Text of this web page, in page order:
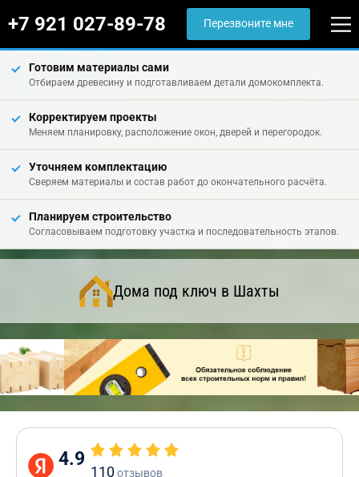
+7 921 027-89-78 Перезвоните мне
Готовим материалы сами
Отбираем древесину и подготавливаем детали домокомплекта.
Корректируем проекты
Меняем планировку, расположение окон, дверей и перегородок.
Уточняем комплектацию
Сверяем материалы и состав работ до окончательного расчёта.
Планируем строительство
Согласовываем подготовку участка и последовательность этапов.
Дома под ключ в Шахты
4.9
110отзывов